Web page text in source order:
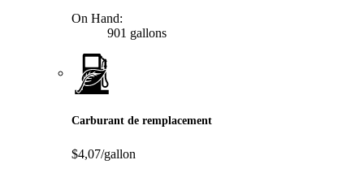
On Hand:
901 gallons
Carburant de remplacement
$4,07/gallon